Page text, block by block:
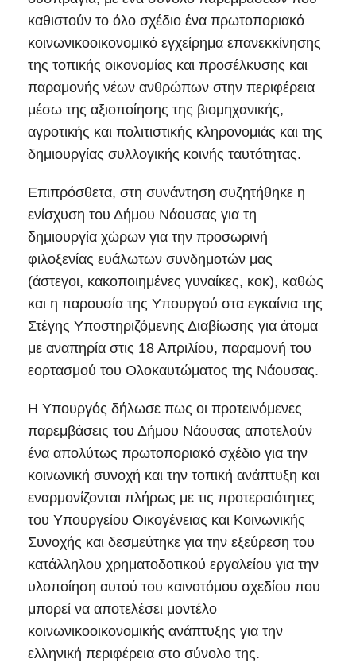
καθιστούν το όλο σχέδιο ένα πρωτοποριακό
κοινωνικοοικονομικό εγχείρημα επανεκκίνησης
της τοπικής οικονομίας και προσέλκυσης και
παραμονής νέων ανθρώπων στην περιφέρεια
μέσω της αξιοποίησης της βιομηχανικής,
αγροτικής και πολιτιστικής κληρονομιάς και της
δημιουργίας συλλογικής κοινής ταυτότητας.
Επιπρόσθετα, στη συνάντηση συζητήθηκε η
ενίσχυση του Δήμου Νάουσας για τη
δημιουργία χώρων για την προσωρινή
φιλοξενίας ευάλωτων συνδημοτών μας
(άστεγοι, κακοποιημένες γυναίκες, κοκ), καθώς
και η παρουσία της Υπουργού στα εγκαίνια της
Στέγης Υποστηριζόμενης Διαβίωσης για άτομα
με αναπηρία στις 18 Απριλίου, παραμονή του
εορτασμού του Ολοκαυτώματος της Νάουσας.
Η Υπουργός δήλωσε πως οι προτεινόμενες
παρεμβάσεις του Δήμου Νάουσας αποτελούν
ένα απολύτως πρωτοποριακό σχέδιο για την
κοινωνική συνοχή και την τοπική ανάπτυξη και
εναρμονίζονται πλήρως με τις προτεραιότητες
του Υπουργείου Οικογένειας και Κοινωνικής
Συνοχής και δεσμεύτηκε για την εξεύρεση του
κατάλληλου χρηματοδοτικού εργαλείου για την
υλοποίηση αυτού του καινοτόμου σχεδίου που
μπορεί να αποτελέσει μοντέλο
κοινωνικοοικονομικής ανάπτυξης για την
ελληνική περιφέρεια στο σύνολο της.